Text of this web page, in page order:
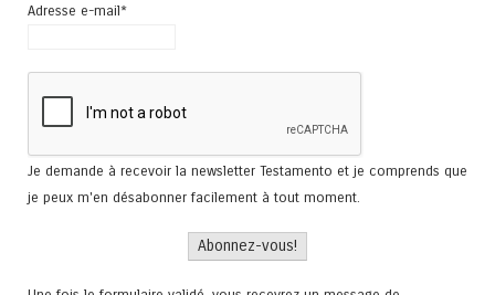
Adresse e-mail*
Je demande à recevoir la newsletter Testamento et je comprends que
je peux m'en désabonner facilement à tout moment.